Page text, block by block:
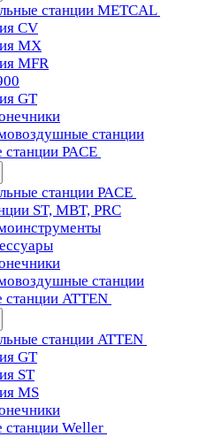
станции METCAL
CV
MX
MFR
GT
станции
PACE
станции PACE
ST, MBT, PRC
станции
станции ATTEN
станции ATTEN
GT
ST
MS
станции Weller